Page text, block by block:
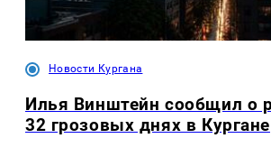
Новости Кургана
Илья Винштейн сообщил о
32 грозовых днях в Кургане